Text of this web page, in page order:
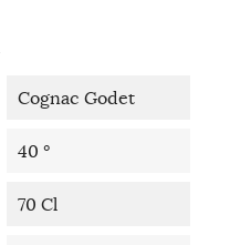
Cognac Godet
40 °
70 Cl